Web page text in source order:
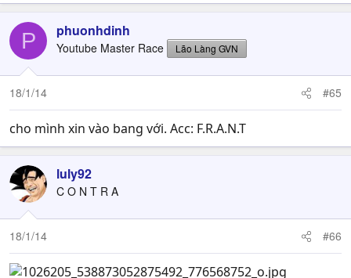
P phuonhdinh
Youtube Master Race Lão Làng GVN
18/1/14 #65
cho mình xin vào bang với. Acc: F.R.A.N.T
luly92
C O N T R A
18/1/14 #66